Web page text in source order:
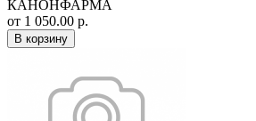
КАНОНФАРМА
от 1 050.00 р.
В корзину